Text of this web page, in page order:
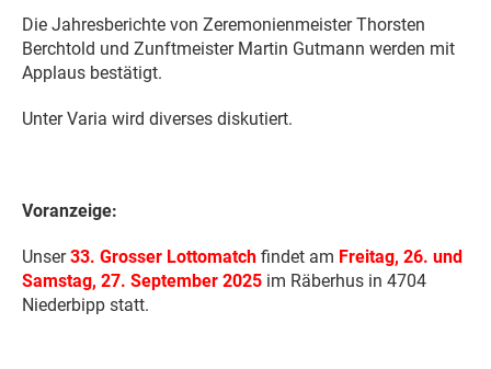
Die Jahresberichte von Zeremonienmeister Thorsten
Berchtold und Zunftmeister Martin Gutmann werden mit
Applaus bestätigt.
Unter Varia wird diverses diskutiert.
Voranzeige:
Unser33. Grosser Lottomatch findet am Freitag, 26. und
Samstag, 27. September 2025 im Räberhus in 4704
Niederbipp statt.